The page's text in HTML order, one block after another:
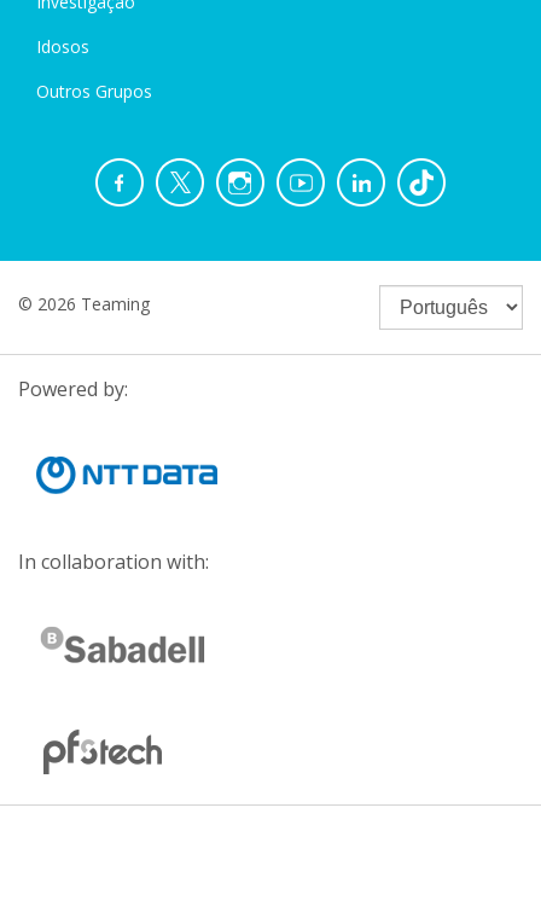
Idosos
Outros Grupos
© 2026 Teaming
Powered by:
In collaboration with: